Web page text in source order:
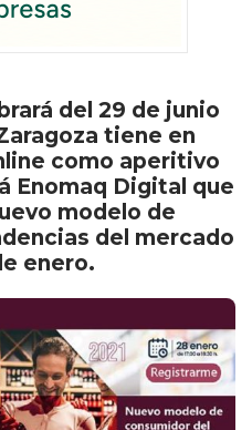
del 29 de junio
tiene en
como aperitivo
Enomaq Digital que
modelo de
del mercado
enero.